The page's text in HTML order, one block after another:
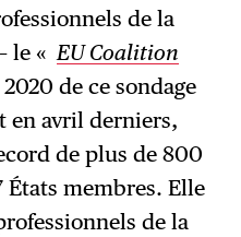
de la
le «EU Coalition
de ce sondage
en avril derniers,
de plus de 800
États membres. Elle
de la